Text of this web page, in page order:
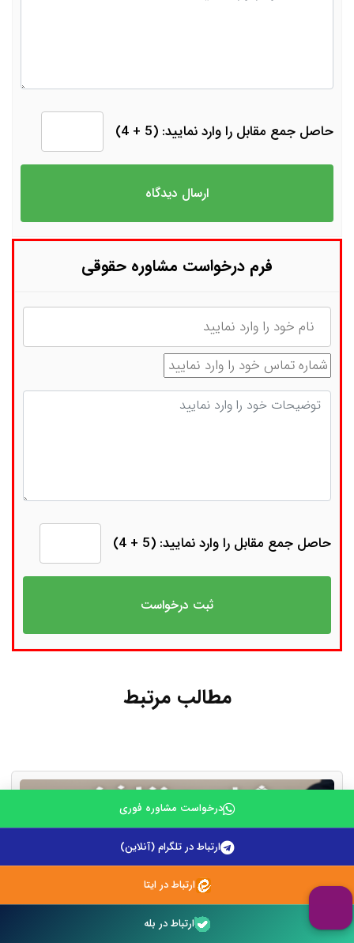
حاصل جمع مقابل را وارد نمایید: (5 + 4)
فرم درخواست مشاوره حقوقی
نام
شماره تماس
توضیحات
حاصل جمع مقابل را وارد نمایید: (5 + 4)
مطالب مرتبط
درخواست مشاوره فوری
ارتباط در تلگرام (آنلاین)
ارتباط در ایتا
ارتباط در بله